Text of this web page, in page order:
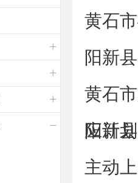
黄石
阳新
黄石
应计
阳新
主动